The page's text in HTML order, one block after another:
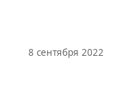
8 сентября 2022